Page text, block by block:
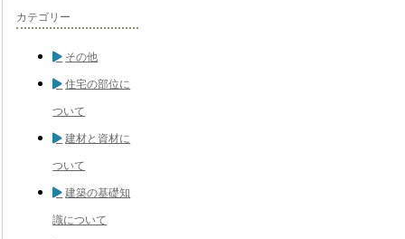
カテゴリー
その他
住宅の部位に
ついて
建材と資材に
ついて
建築の基礎知
識について